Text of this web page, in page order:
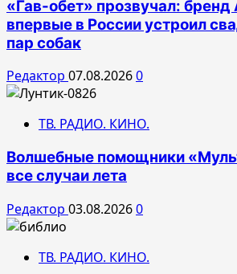
«Гав-обет» прозвучал: бренд
впервые в России устроил
пар собак
Редактор 07.08.20260
ТВ. РАДИО. КИНО.
Волшебные помощники
все случаи лета
Редактор 03.08.20260
ТВ. РАДИО. КИНО.